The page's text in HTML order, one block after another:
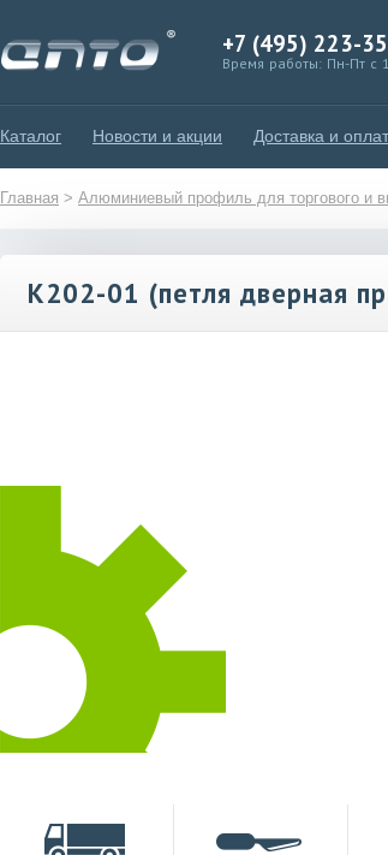
+7 (495) 223-
Время работы: Пн-Пт с
Каталог Новости и акции Доставка и
Главная > Алюминиевый профиль для торгового и
К202-01 (петля дверная